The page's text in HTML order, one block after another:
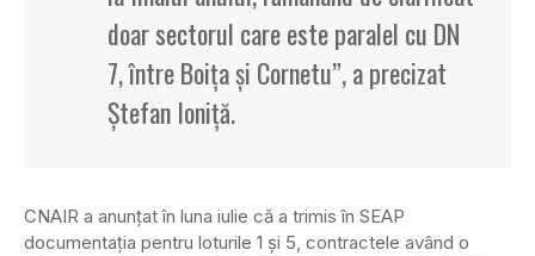
doar sectorul care este paralel cu DN
7, între Boiţa şi Cornetu”, a precizat
Ştefan Ioniţă.
CNAIR a anunţat în luna iulie că a trimis în SEAP
documentaţia pentru loturile 1 şi 5, contractele având o